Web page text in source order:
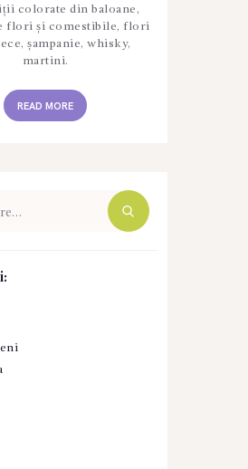
colorate din baloane,
flori și comestibile, flori
șampanie, whisky,
martini.
READ MORE